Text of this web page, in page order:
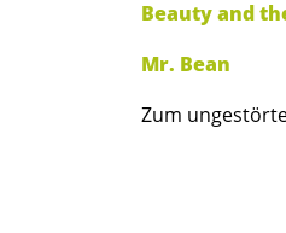
Beauty and
Mr. Bean
Zum